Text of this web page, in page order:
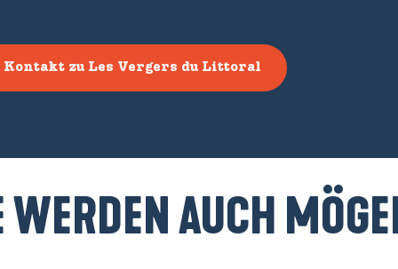
Kontakt zu Les Vergers du Littoral
WERDEN AUCH